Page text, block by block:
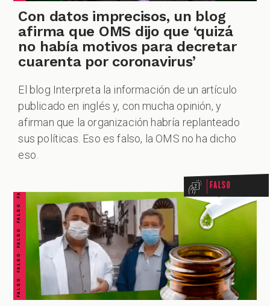
Con datos imprecisos, un blog
afirma que OMS dijo que ‘quizá
no había motivos para decretar
cuarenta por coronavirus’
El blog Interpreta la información de un artículo
publicado en inglés y, con mucha opinión, y
afirman que la organización habría replanteado
sus políticas. Eso es falso, la OMS no ha dicho
eso.
FALSO FALSO FALSO FALSO FALSO FALSO FALSO Falso